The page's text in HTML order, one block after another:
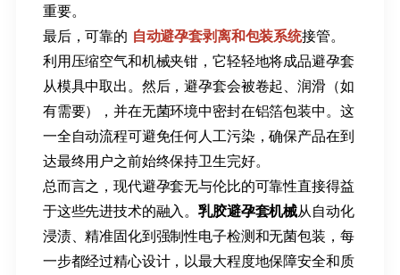
重要。
最后，可靠的 自动避孕套剥离和包装系统接管。
利用压缩空气和机械夹钳，它轻轻地将成品避孕套
从模具中取出。然后，避孕套会被卷起、润滑（如
有需要），并在无菌环境中密封在铝箔包装中。这
一全自动流程可避免任何人工污染，确保产品在到
达最终用户之前始终保持卫生完好。
总而言之，现代避孕套无与伦比的可靠性直接得益
于这些先进技术的融入。​乳胶避孕套机械​从自动化
浸渍、精准固化到强制性电子检测和无菌包装，每
一步都经过精心设计，以最大程度地保障安全和质